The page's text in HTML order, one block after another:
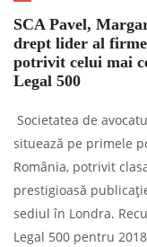
SCA Pavel,
drept lider al
potrivit celui mai
Legal 500
Societatea de
situează pe primele
România, potrivit
prestigioasă
sediul în Londra.
Legal 500 pentru